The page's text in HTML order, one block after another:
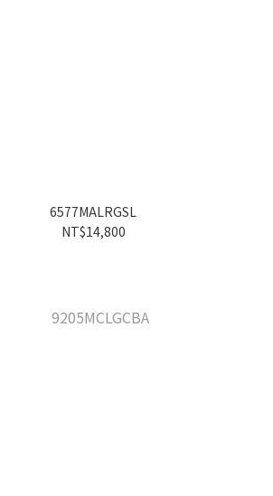
6577MALRGSL
NT$14,800